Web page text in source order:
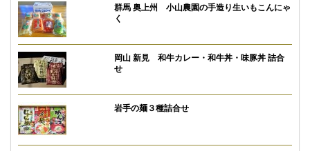
群馬 奥上州 小山農園の手造り生いもこんにゃ
く
岡山 新見 和牛カレー・和牛丼・味豚丼 詰合
せ
岩手の麺３種詰合せ